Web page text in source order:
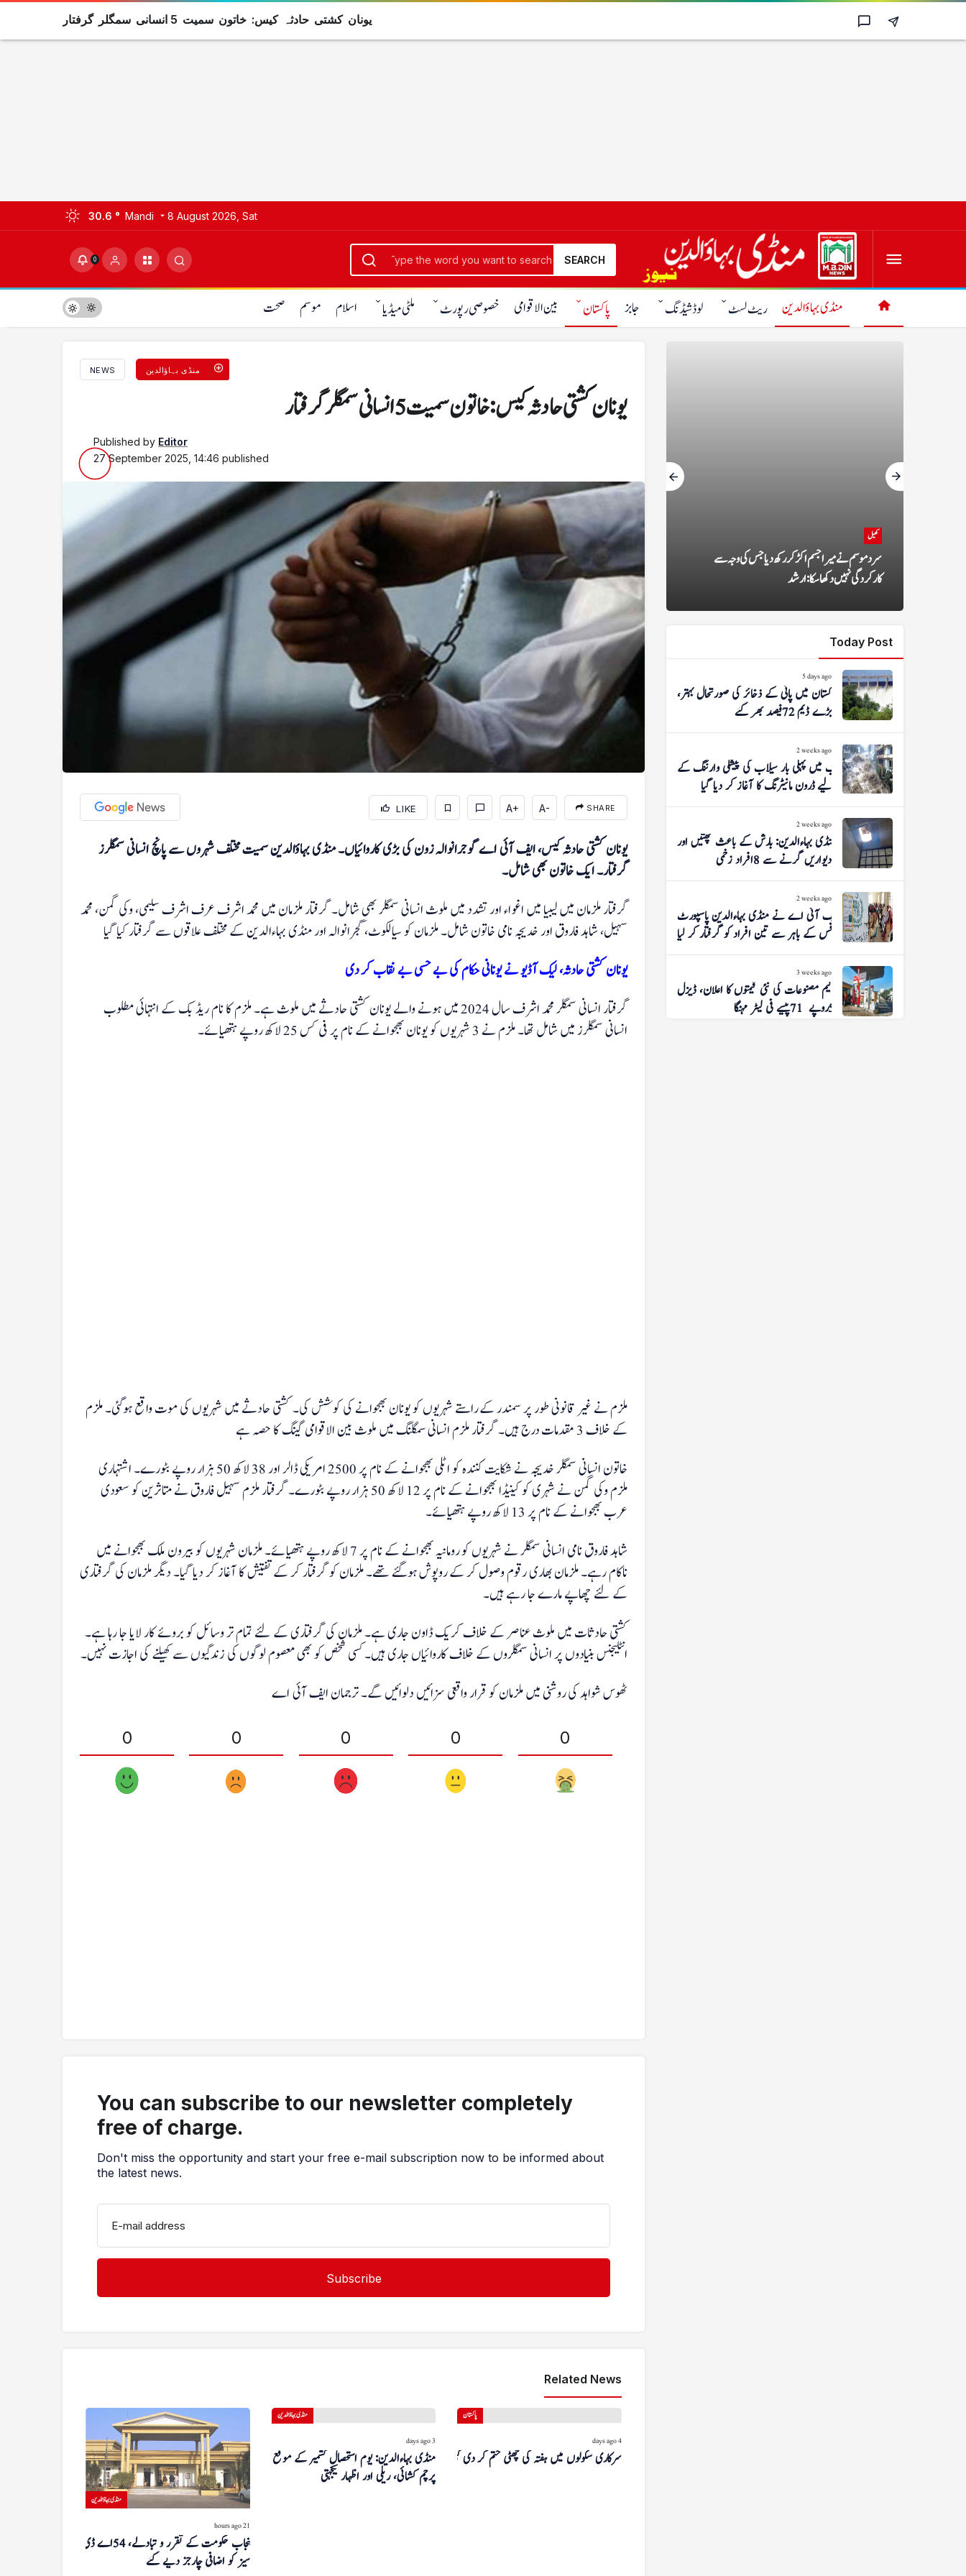
30.6 ° Mandi 8 August 2026, Sat
SEARCH
0
منڈی بہاؤالدین ریٹ لسٹ لوڈشیڈنگ جابز پاکستان بین الاقوامی خصوصی رپورٹ ملٹی میڈیا اسلام موسم صحت
NEWS منڈی بہاؤالدین
یونان کشتی حادثہ کیس: خاتون سمیت 5 انسانی سمگلر گرفتار
Published by Editor
27 September 2025, 14:46 published
LIKE A+ A- SHARE
یونان کشتی حادثہ کیس، ایف آئی اے گوجرانوالہ زون کی بڑی کاروائیاں۔ منڈی بہاؤالدین سمیت مختلف شہروں سے پانچ انسانی سمگلرز
گرفتار۔ ایک خاتون بھی شامل۔
گرفتار ملزمان میں لیبیا میں اغواء اور تشدد میں ملوث انسانی سمگلر بھی شامل۔ گرفتار ملزمان میں محمد اشرف عرف اشرف سلیمی، وکی گمن، محمد
سہیل، شاہد فاروق اور خدیجہ نامی خاتون شامل۔ ملزمان کو سیالکوٹ، گجرانوالہ اور منڈی بہاءالدین کے مختلف علاقوں سے گرفتار کیا گیا
یونان کشتی حادثہ، لیک آڈیو نے یونانی حکام کی بے حسی بے نقاب کر دی
گرفتار انسانی سمگلر محمد اشرف سال 2024 میں ہونے والے یونان کشتی حادثے میں ملوث ہے۔ ملزم کا نام ریڈ بک کے انتہائی مطلوب
انسانی سمگلرز میں شامل تھا۔ ملزم نے 3 شہریوں کو یونان بھجوانے کے نام پر فی کس 25 لاکھ روپے ہتھیائے۔
ملزم نے غیر قانونی طور پر سمندر کے راستے شہریوں کو یونان بھجوانے کی کوشش کی۔ کشتی حادثے میں شہریوں کی موت واقع ہوگئی۔ ملزم
کے خلاف 3 مقدمات درج ہیں۔ گرفتار ملزم انسانی سمگلنگ میں ملوث بین الاقوامی گینگ کا حصہ ہے
خاتون انسانی سمگلر خدیجہ نے شکایت کنندہ کو اٹلی بھجوانے کے نام پر 2500 امریکی ڈالر اور 38 لاکھ 50 ہزار روپے بٹورے۔ اشتہاری
ملزم وکی گمن نے شہری کو کینیڈا بھجوانے کے نام پر 12 لاکھ 50 ہزار روپے بٹورے۔ گرفتار ملزم سہیل فاروق نے متاثرین کو سعودی
عرب بھجوانے کے نام پر 13 لاکھ روپے ہتھیائے۔
شاہد فاروق نامی انسانی سمگلر نے شہریوں کو رومانیہ بھجوانے کے نام پر 7 لاکھ روپے ہتھیائے۔ ملزمان شہریوں کو بیرون ملک بھجوانے میں
ناکام رہے۔ ملزمان بھاری رقوم وصول کر کے روپوش ہوگئے تھے۔ ملزمان کو گرفتار کر کے تفتیش کا آغاز کر دیا گیا۔ دیگر ملزمان کی گرفتاری
کے لئے چھاپے مارے جا رہے ہیں۔
کشتی حادثات میں ملوث عناصر کے خلاف کریک ڈاون جاری ہے۔ ملزمان کی گرفتاری کے لئے تمام تر وسائل کو بروئے کار لایا جا رہا ہے۔
انٹلیجنس بنیادوں پر انسانی سمگلروں کے خلاف کاروائیاں جاری ہیں۔ کسی شخص کو بھی معصوم لوگوں کی زندگیوں سے کھیلنے کی اجازت نہیں۔
ٹھوس شواہد کی روشنی میں ملزمان کو قرار واقعی سزائیں دلوائیں گے۔ ترجمان ایف آئی اے
0 0 0 0 0
یونان کشتی حادثہ کیس: خاتون سمیت 5 انسانی سمگلر گرفتار
You can subscribe to our newsletter completely
free of charge.
Don't miss the opportunity and start your free e-mail subscription now to be informed about
the latest news.
E-mail address
Related News
منڈی بہاؤالدین
21 hours ago
پنجاب حکومت کے تقرر و تبادلے، 54 اے ڈی
سیز کو اضافی چارجز دیے گئے
منڈی بہاؤالدین
3 days ago
منڈی بہاءالدین: یوم استحصال کشمیر کے موقع پر
پرچم کشائی، ریلی اور اظہار یکجہتی
پاکستان
4 days ago
سرکاری سکولوں میں ہفتہ کی چھٹی ختم کر دی گئی
اسپیشل فیچرز
چھوٹے سولر صارفین کے لیے بڑی سہولت متعارف
منڈی بہاؤالدین
پنجاب حکومت کے تقرر و تبادلے، 54 اے ڈی سیز کو اضافی
چارجز دیے گئے
کھیل
سرد موسم نے میرا جسم اکڑ کر رکھ دیا جس کی وجہ سے
کارکردگی نہیں دکھا سکا: ارشد
Today Post
5 days ago
پاکستان میں پانی کے ذخائر کی صورتحال بہتر،
بڑے ڈیم 72 فیصد بھر گئے
2 weeks ago
پنجاب میں پہلی بار سیلاب کی پیشگی وارننگ کے
لیے ڈرون مانیٹرنگ کا آغاز کر دیا گیا
2 weeks ago
منڈی بہاءالدین: بارش کے باعث چھتیں اور
دیواریں گرنے سے 8 افراد زخمی
2 weeks ago
ایف آئی اے نے منڈی بہاءالدین پاسپورٹ
آفس کے باہر سے تین افراد کو گرفتار کر لیا
3 weeks ago
پیٹرولیم مصنوعات کی نئی قیمتوں کا اعلان، ڈیزل
5 روپے 71 پیسے فی لیٹر مہنگا